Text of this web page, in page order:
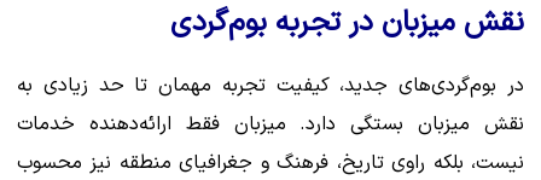
نقش میزبان در تجربه بوم‌گردی
در بوم‌گردی‌های جدید، کیفیت تجربه مهمان تا حد زیادی به
نقش میزبان بستگی دارد. میزبان فقط ارائه‌دهنده خدمات
نیست، بلکه راوی تاریخ، فرهنگ و جغرافیای منطقه نیز محسوب